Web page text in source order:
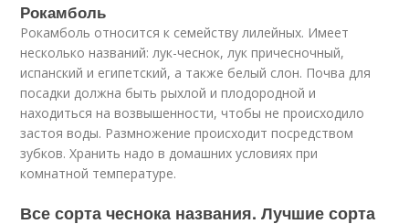
Рокамболь
Рокамболь относится к семейству лилейных. Имеет
несколько названий: лук-чеснок, лук причесночный,
испанский и египетский, а также белый слон. Почва для
посадки должна быть рыхлой и плодородной и
находиться на возвышенности, чтобы не происходило
застоя воды. Размножение происходит посредством
зубков. Хранить надо в домашних условиях при
комнатной температуре.
Все сорта чеснока названия. Лучшие сорта